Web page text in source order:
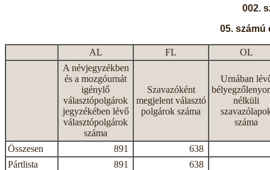
002.
05. számú
AL FL
OL
A névjegyzékben
és a mozgóurnát
igénylő
választópolgárok
jegyzékében lévő
választópolgárok
száma
Szavazóként
megjelent választó
polgárok száma
Urnában
nélküli
száma
Összesen 891
638
Pártlista
891
638